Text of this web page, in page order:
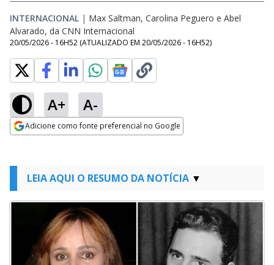
INTERNACIONAL | Max Saltman, Carolina Peguero e Abel
Alvarado, da CNN Internacional
20/05/2026 - 16H52 (ATUALIZADO EM 20/05/2026 - 16H52)
A+ A-
Adicione como fonte preferencial no Google
LEIA AQUI O RESUMO DA NOTÍCIA